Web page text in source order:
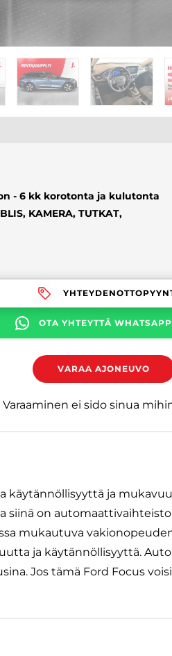
- 6 kk korotonta ja kulutonta
KAMERA, TUTKAT,
OTA YHTEYTTÄ
VARAA AJONEUVO
Varaaminen ei sido sinua
käytännöllisyyttä ja
siinä on
mukautuva
ja käytännöllisyyttä.
Jos tämä Ford Focus